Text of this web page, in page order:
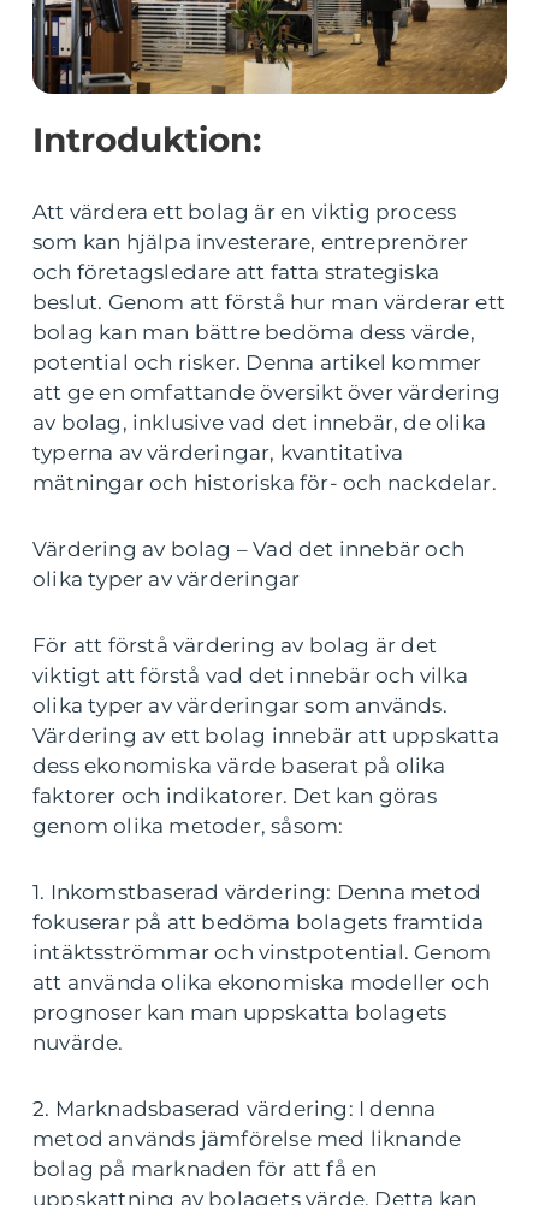
Introduktion:
Att värdera ett bolag är en viktig process
som kan hjälpa investerare, entreprenörer
och företagsledare att fatta strategiska
beslut. Genom att förstå hur man värderar ett
bolag kan man bättre bedöma dess värde,
potential och risker. Denna artikel kommer
att ge en omfattande översikt över värdering
av bolag, inklusive vad det innebär, de olika
typerna av värderingar, kvantitativa
mätningar och historiska för- och nackdelar.
Värdering av bolag – Vad det innebär och
olika typer av värderingar
För att förstå värdering av bolag är det
viktigt att förstå vad det innebär och vilka
olika typer av värderingar som används.
Värdering av ett bolag innebär att uppskatta
dess ekonomiska värde baserat på olika
faktorer och indikatorer. Det kan göras
genom olika metoder, såsom:
1. Inkomstbaserad värdering: Denna metod
fokuserar på att bedöma bolagets framtida
intäktsströmmar och vinstpotential. Genom
att använda olika ekonomiska modeller och
prognoser kan man uppskatta bolagets
nuvärde.
2. Marknadsbaserad värdering: I denna
metod används jämförelse med liknande
bolag på marknaden för att få en
uppskattning av bolagets värde. Detta kan